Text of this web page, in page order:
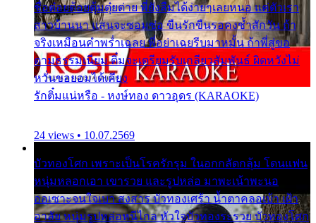
ชื่อต๋อยต้อยตุ้มตุ๋ยต่าย พี่ยังลืมได้ง่ายๆเลยหนอ แค่ตัวเรา
สาวบ้านนา แสนจะซอมซ่อ ขืนรักขืนรอคงช้ำสักวัน ถ้า
จริงเหมือนคำพร่ำเฉลย พี่อย่าเฉยรีบมาหมั้น ถ้าพี่สู่ขอ
ตามธรรมเนียม ติ๋มจะเตรียมรับเกลียวสัมพันธ์ ผิดหวังไม่
หวั่นขอยอมได้เคียง
รักติ๋มแน่หรือ - หงษ์ทอง ดาวอุดร (KARAOKE)
24 views • 10.07.2569
บัวทองโศก เพราะเป็นโรครักรุม ในอกกลัดกลุ้ม โดนแฟน
หนุ่มหลอกเอา เขารวย และรูปหล่อ มาพะเน้าพะนอ
ออเซาะจนใจเบา สงสาร บัวทองเศร้า น้ำตาคลอเบ้า เฝ้า
อาลัย หนุ่มรูปหล่อหนีไกล หัวใจบัวทองระรวย บัวทองโศก